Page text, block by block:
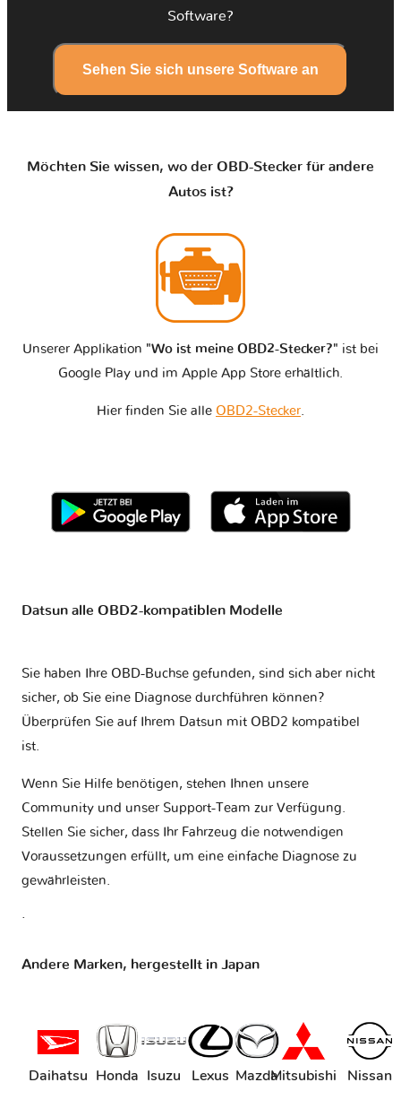
Software?
Sehen Sie sich unsere Software an
Möchten Sie wissen, wo der OBD-Stecker für andere
Autos ist?
Unserer Applikation "Wo ist meine OBD2-Stecker?" ist bei
Google Play und im Apple App Store erhältlich.
Hier finden Sie alle OBD2-Stecker.
Datsun alle OBD2-kompatiblen Modelle
Sie haben Ihre OBD-Buchse gefunden, sind sich aber nicht
sicher, ob Sie eine Diagnose durchführen können?
Überprüfen Sie auf Ihrem Datsun mit OBD2 kompatibel
ist.
Wenn Sie Hilfe benötigen, stehen Ihnen unsere
Community und unser Support-Team zur Verfügung.
Stellen Sie sicher, dass Ihr Fahrzeug die notwendigen
Voraussetzungen erfüllt, um eine einfache Diagnose zu
gewährleisten.
Andere Marken, hergestellt in Japan
Daihatsu Honda Isuzu Lexus MazdaMitsubishi Nissan